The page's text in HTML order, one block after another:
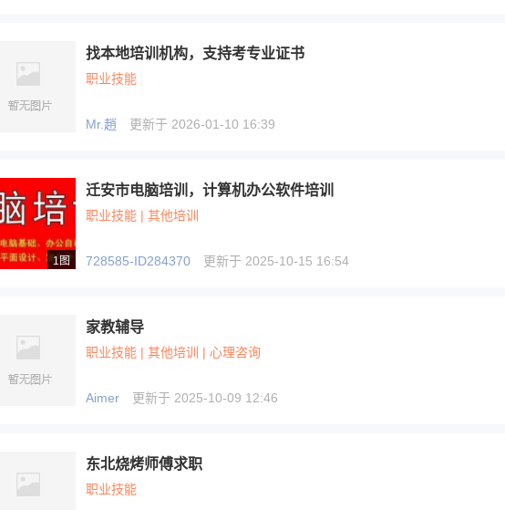
找本地培训机构，支持考专业证书
职业技能
Mr.趙 更新于 2026-01-10 16:39
1图
迁安市电脑培训，计算机办公软件培训
职业技能 | 其他培训
728585-ID284370 更新于 2025-10-15 16:54
家教辅导
职业技能 | 其他培训 | 心理咨询
Aimer 更新于 2025-10-09 12:46
东北烧烤师傅求职
职业技能